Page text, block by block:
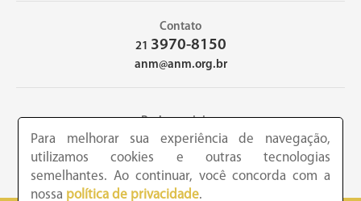
Contato
21 3970-8150
anm@anm.org.br
Redes sociais
Para melhorar sua experiência de navegação,
utilizamos cookies e outras tecnologias
semelhantes. Ao continuar, você concorda com a
nossa política de privacidade.